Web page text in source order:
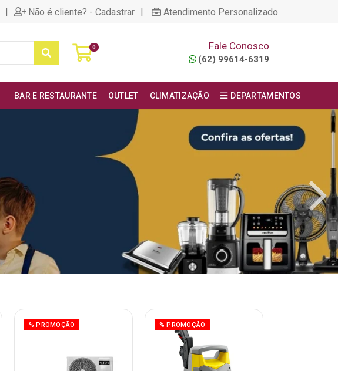
| Não é cliente? - Cadastrar | Atendimento Personalizado
0 Fale Conosco
(62) 99614-6319
BAR E RESTAURANTE OUTLET CLIMATIZAÇÃO DEPARTAMENTOS
% PROMOÇÃO % PROMOÇÃO